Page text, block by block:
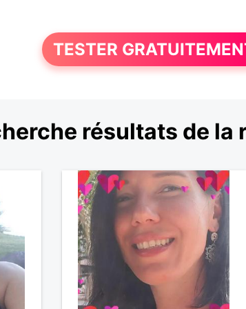
TESTER
résultats de la